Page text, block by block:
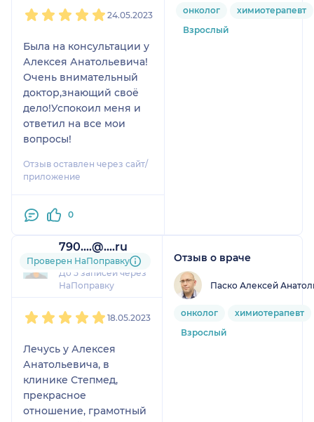
24.05.2023
Была на консультации у
Алексея Анатольевича!
Очень внимательный
доктор,знающий своё
дело!Успокоил меня и
ответил на все мои
вопросы!
Отзыв оставлен через сайт/
приложение
0
онколог
химиотерапевт
Взрослый
790....@....ru
1 отзыв
До 5 записей через
НаПоправку
Проверен НаПоправку
18.05.2023
Лечусь у Алексея
Анатольевича, в
клинике Степмед,
прекрасное
отношение, грамотный
Отзыв о враче
Паско Алексей
онколог
химиотерапевт
Взрослый